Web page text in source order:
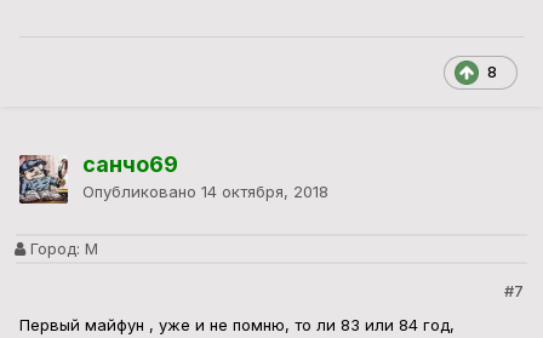
8
санчо69
Опубликовано 14 октября, 2018
Город: М
#7
Первый майфун , уже и не помню, то ли 83 или 84 год,